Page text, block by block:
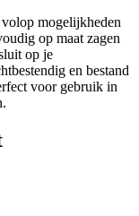
mogelijkheden
op maat zagen
op je
en bestand
voor gebruik in